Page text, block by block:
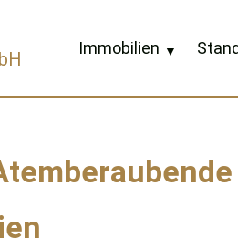
Immobilien